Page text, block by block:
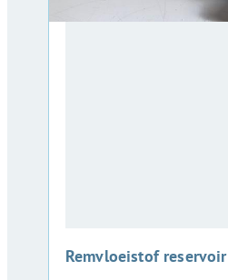
Remvloeistof reservoir